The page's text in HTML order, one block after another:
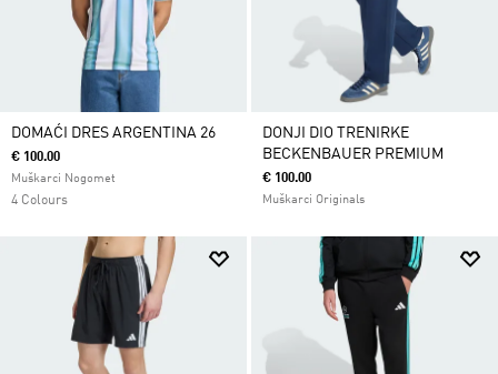
DOMAĆI DRES ARGENTINA 26
€ 100.00
Muškarci Nogomet
4 Colours
DONJI DIO TRENIRKE
BECKENBAUER PREMIUM
€ 100.00
Muškarci Originals